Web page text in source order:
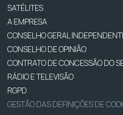
SATÉLITES
A EMPRESA
CONSELHO GERAL
CONSELHO DE OPINIÃO
CONTRATO DE CONCESSÃO DO
RÁDIO E TELEVISÃO
RGPD
GESTÃO DAS DEFINIÇÕES DE